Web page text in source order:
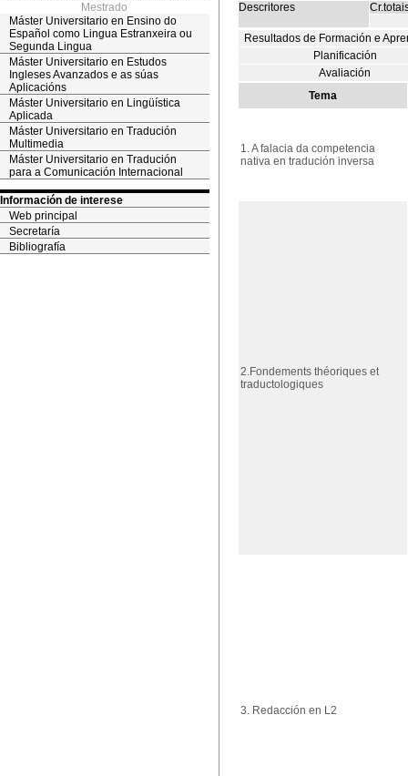
Mestrado
Máster Universitario en Ensino do
Español como Lingua Estranxeira ou
Segunda Lingua
Máster Universitario en Estudos
Ingleses Avanzados e as súas
Aplicacións
Máster Universitario en Lingüística
Aplicada
Máster Universitario en Tradución
Multimedia
Máster Universitario en Tradución
para a Comunicación Internacional
Información de interese
Web principal
Secretaría
Bibliografía
Descritores
Resultados de Formación e
Planificación
Avaliación
Tema
1. A falacia da competencia
nativa en tradución inversa
2.Fondements théoriques et
traductologiques
3. Redacción en L2